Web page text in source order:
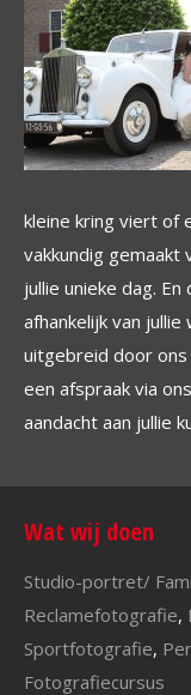
kleine kring viert of
vakkundig gemaakt
jullie unieke dag.
afhankelijk van
uitgebreid door
een afspraak via ons
aandacht aan jullie
Wat wij doen
Studio-portret/
Reclamefotografie,
Sportfotografie,
Fotografiecursus